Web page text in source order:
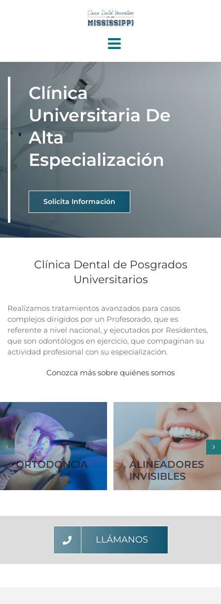
Clínica
Universitaria De
Alta
Especialización
Solicita Información
Clínica Dental de Posgrados
Universitarios
Realizamos tratamientos avanzados para casos
complejos dirigidos por un Profesorado, que es
referente a nivel nacional, y ejecutados por Residentes,
que son odontólogos en ejercicio, que compaginan su
actividad profesional con su especialización.
Conozca más sobre quiénes somos
ORTODONCIA
ALINEADORES
INVISIBLES
LLÁMANOS